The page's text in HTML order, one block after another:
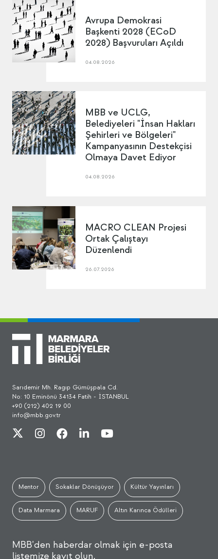
Avrupa Demokrasi
Başkenti 2028 (ECoD
2028) Başvuruları Açıldı
04.08.2026
MBB ve UCLG,
Belediyeleri "İnsan Hakları
Şehirleri ve Bölgeleri"
Kampanyasının Destekçisi
Olmaya Davet Ediyor
04.08.2026
MACRO CLEAN Projesi
Ortak Çalıştayı
Düzenlendi
26.07.2026
Sarıdemir Mh. Ragıp Gümüşpala Cd.
No: 10 Eminönü 34134 Fatih - İSTANBUL
+90 (212) 402 19 00
info@mbb.gov.tr
Mentor Sokaklar Dönüşüyor Kültür Yayınları
Data Marmara MARUF Altın Karınca Ödülleri
MBB'den haberdar olmak için e-posta
listemize kayıt olun.